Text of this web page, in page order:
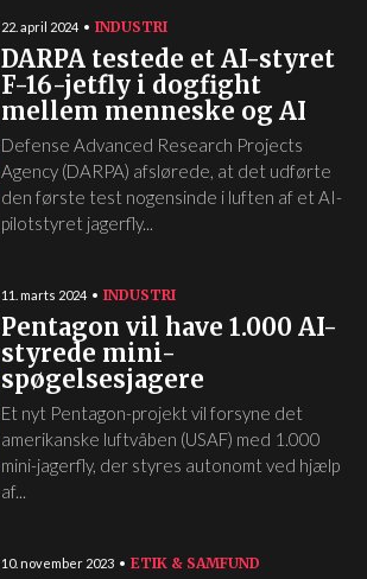
22. april 2024 INDUSTRI
DARPA testede et AI-styret
F-16-jetfly i dogfight
mellem menneske og AI
Defense Advanced Research Projects
Agency (DARPA) afslørede, at det udførte
den første test nogensinde i luften af et AI-
pilotstyret jagerfly...
11. marts 2024 INDUSTRI
Pentagon vil have 1.000 AI-
styrede mini-
spøgelsesjagere
Et nyt Pentagon-projekt vil forsyne det
amerikanske luftvåben (USAF) med 1.000
mini-jagerfly, der styres autonomt ved hjælp
af...
10. november 2023 ETIK & SAMFUND